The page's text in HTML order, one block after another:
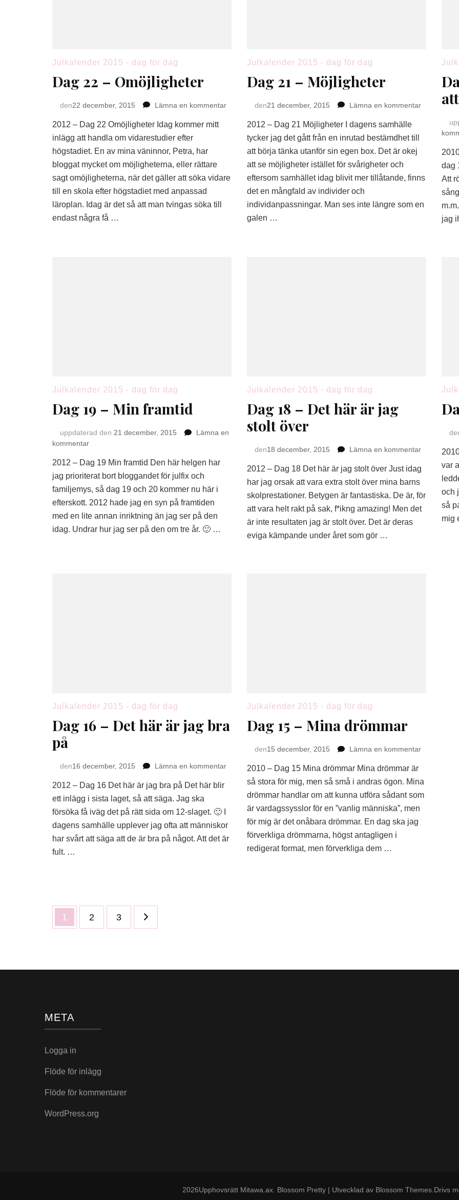
Julkalender 2015 - dag för dag
Dag 22 – Omöjligheter
den22 december, 2015 Lämna en kommentarpå
Omöjligheter
2012 – Dag 22 Omöjligheter Idag kommer mitt
inlägg att handla om vidarestudier efter
högstadiet. En av mina väninnor, Petra, har
bloggat mycket om möjligheterna, eller rättare
sagt omöjligheterna, när det gäller att söka vidare
till en skola efter högstadiet med anpassad
läroplan. Idag är det så att man tvingas söka till
endast några få …
Julkalender 2015 - dag för dag
Dag 21 – Möjligheter
den21 december, 2015 Lämna en kommentarpå
Möjligheter
2012 – Dag 21 Möjligheter I dagens samhälle
tycker jag det gått från en inrutad bestämdhet till
att börja tänka utanför sin egen box. Det är okej
att se möjligheter istället för svårigheter och
eftersom samhället idag blivit mer tillåtande, finns
det en mångfald av individer och
individanpassningar. Man ses inte längre som en
galen …
dag
Att
jag
Julkalender 2015 - dag för dag
Dag 19 – Min framtid
uppdaterad den 21 december, 2015
Lämna en
kommentarpå
19
–
Min
2012 – Dag 19 Min framtid Den här helgen har
jag prioriterat bort bloggandet för julfix och
familjemys, så dag 19 och 20 kommer nu här i
efterskott. 2012 hade jag en syn på framtiden
med en lite annan inriktning än jag ser på den
idag. Undrar hur jag ser på den om tre år. 🙂 …
Julkalender 2015 - dag för dag
Dag 18 – Det här är jag
stolt över
den18 december, 2015 Lämna en kommentarpå
18
Det
är
2012 – Dag 18 Det här är jag stolt över Just idag
har jag orsak att vara extra stolt över mina barns
skolprestationer. Betygen är fantastiska. De är, för
att vara helt rakt på sak, f*ikng amazing! Men det
är inte resultaten jag är stolt över. Det är deras
eviga kämpande under året som gör …
var
och
så
mig
Julkalender 2015 - dag för dag
Dag 16 – Det här är jag bra
på
den16 december, 2015 Lämna en kommentarpå
är
jag
2012 – Dag 16 Det här är jag bra på Det här blir
ett inlägg i sista laget, så att säga. Jag ska
försöka få iväg det på rätt sida om 12-slaget. 🙂 I
dagens samhälle upplever jag ofta att människor
har svårt att säga att de är bra på något. Att det är
fult. …
Julkalender 2015 - dag för dag
Dag 15 – Mina drömmar
den15 december, 2015 Lämna en kommentarpå
–
Mina
2010 – Dag 15 Mina drömmar Mina drömmar är
så stora för mig, men så små i andras ögon. Mina
drömmar handlar om att kunna utföra sådant som
är vardagssysslor för en ”vanlig människa”, men
för mig är det onåbara drömmar. En dag ska jag
förverkliga drömmarna, högst antagligen i
redigerat format, men förverkliga dem …
Sidnumrering
för
Sida
1 Sida
2 Sida
3
META
Logga in
Flöde för inlägg
Flöde för kommentarer
WordPress.org
2026Upphovsrätt Mitawa.ax. Blossom Pretty | Utvecklad av Blossom Themes.Drivs